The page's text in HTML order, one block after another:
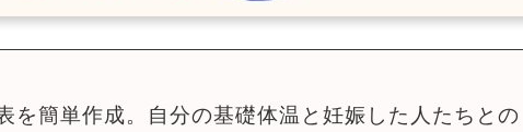
を簡単作成。自分の基礎体温と妊娠した人たちとの